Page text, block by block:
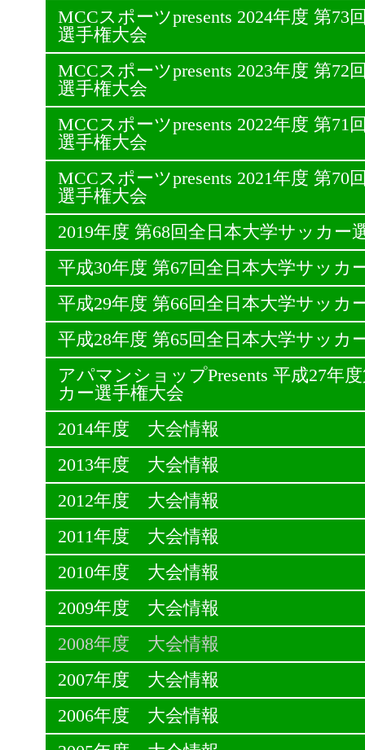
MCCスポーツpresents 2024年度 第73
選手権大会
MCCスポーツpresents 2023年度 第72
選手権大会
MCCスポーツpresents 2022年度 第71
選手権大会
MCCスポーツpresents 2021年度 第70
選手権大会
2019年度 第68回全日本大学サッカー
平成30年度 第67回全日本大学サッカ
平成29年度 第66回全日本大学サッカ
平成28年度 第65回全日本大学サッカ
アパマンショップPresents 平成27年
カー選手権大会
2014年度 大会情報
2013年度 大会情報
2012年度 大会情報
2011年度 大会情報
2010年度 大会情報
2009年度 大会情報
2008年度 大会情報
2007年度 大会情報
2006年度 大会情報